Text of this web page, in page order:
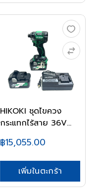
HIKOKI ชุดไขควง
กระแทกไร้สาย 36V
฿15,055.00
เพิ่มในตะกร้า